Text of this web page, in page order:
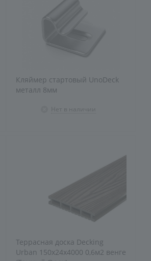
Кляймер стартовый UnoDeck
металл 8мм
Террасная доска Decking
Urban 150х24х4000 0,6м2 венге